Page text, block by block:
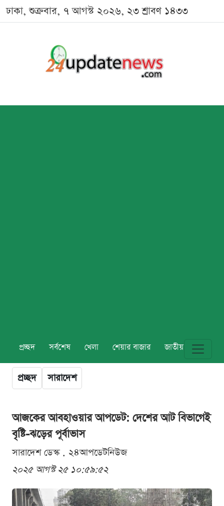
ঢাকা, শুক্রবার, ৭ আগস্ট ২০২৬, ২৩ শ্রাবণ ১৪৩৩
প্রচ্ছদ সর্বশেষ খেলা শেয়ার বাজার জাতীয় বিশ্ব
প্রচ্ছদ সারাদেশ
আজকের আবহাওয়ার আপডেট: দেশের আট বিভাগেই
বৃষ্টি-ঝড়ের পূর্বাভাস
সারাদেশ ডেস্ক . ২৪আপডেটনিউজ
২০২৫ আগস্ট ২৫ ১০:৫৯:৫২